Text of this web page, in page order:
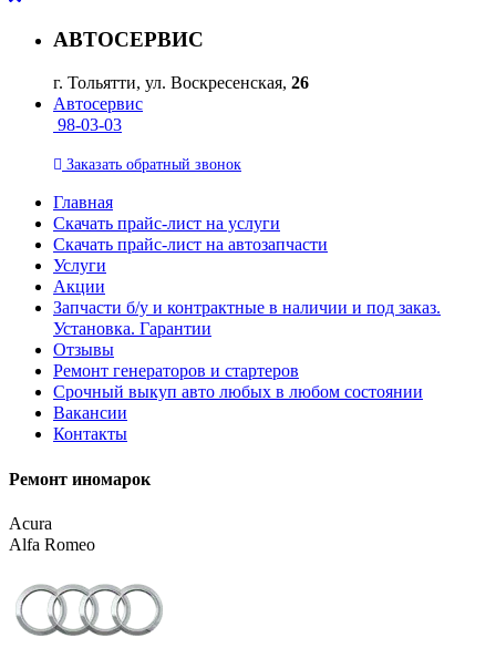
АВТОСЕРВИС
г. Тольятти, ул. Воскресенская, 26
Автосервис
98-03-03
Заказать обратный звонок
Главная
Скачать прайс-лист на услуги
Скачать прайс-лист на автозапчасти
Услуги
Акции
Запчасти б/у и контрактные в наличии и под заказ.
Установка. Гарантии
Отзывы
Ремонт генераторов и стартеров
Cрочный выкуп авто любых в любом состоянии
Вакансии
Контакты
Ремонт иномарок
Acura
Alfa Romeo